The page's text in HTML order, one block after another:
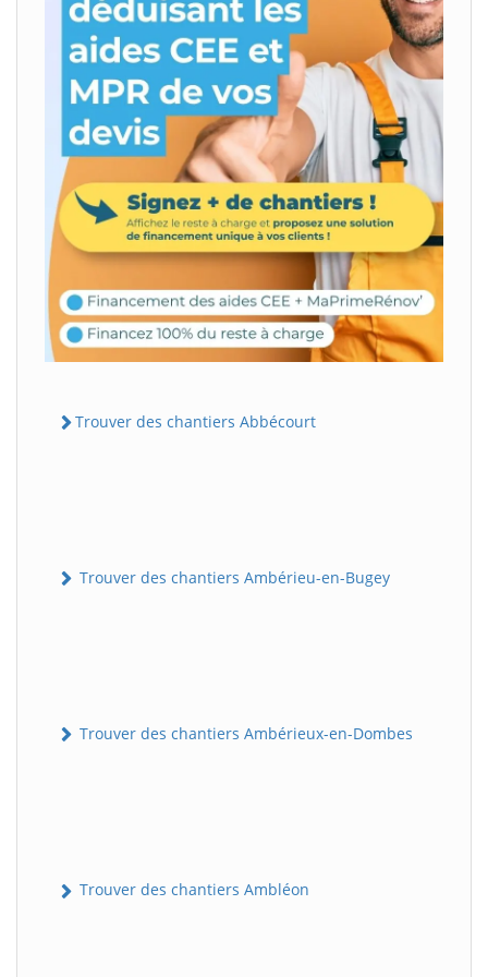
Trouver des chantiers Abbécourt
Trouver des chantiers Ambérieu-en-Bugey
Trouver des chantiers Ambérieux-en-Dombes
Trouver des chantiers Ambléon